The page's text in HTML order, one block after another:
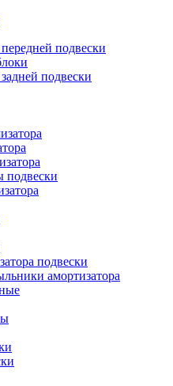
подвески
подвески
подвески
подвески
амортизатора